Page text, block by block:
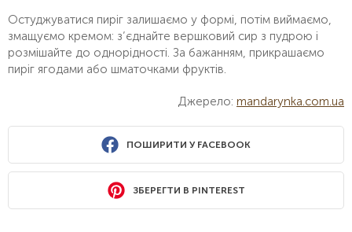
Остуджуватися пиріг залишаємо у формі, потім виймаємо,
змащуємо кремом: з’єднайте вершковий сир з пудрою і
розмішайте до однорідності. За бажанням, прикрашаємо
пиріг ягодами або шматочками фруктів.
Джерело: mandarynka.com.ua
ПОШИРИТИ У FACEBOOK
ЗБЕРЕГТИ В PINTEREST